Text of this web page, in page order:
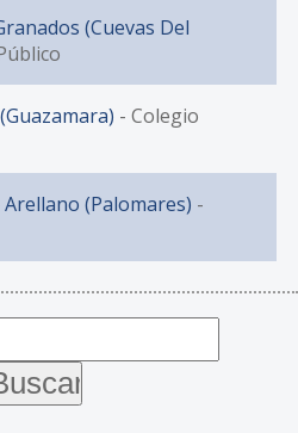
(Cuevas Del
- Colegio
(Palomares) -